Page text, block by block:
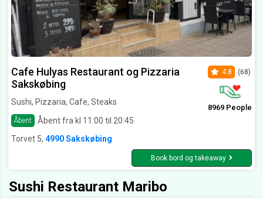
Cafe Hulyas Restaurant og Pizzaria
Sakskøbing
Sushi, Pizzaria, Cafe, Steaks
Åbent Åbent fra kl 11:00 til 20:45
4.8 (68)
8969 People
Torvet 5, 4990 Sakskøbing
Book bord og takeaway
Sushi Restaurant Maribo